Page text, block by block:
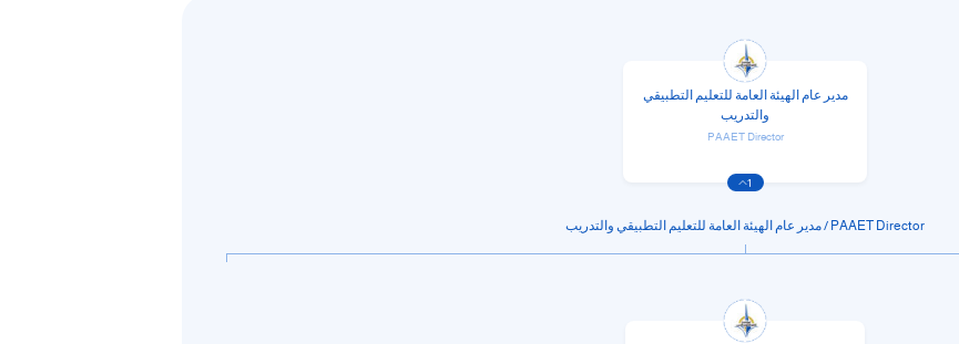
مدير عام الهيئة العامة للتعليم التطبيقي
والتدريب
PAAET Director
1
PAAET Director / مدير عام الهيئة العامة للتعليم التطبيقي والتدريب